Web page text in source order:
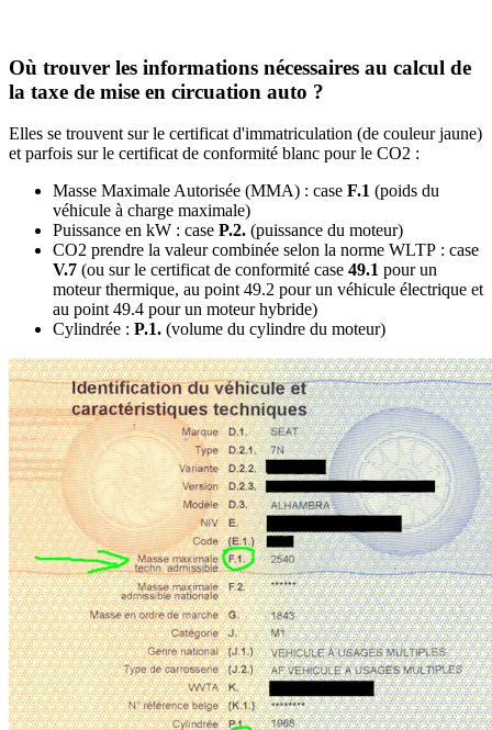
Où trouver les informations nécessaires au calcul de
la taxe de mise en circuation auto ?
Elles se trouvent sur le certificat d'immatriculation (de couleur jaune)
et parfois sur le certificat de conformité blanc pour le CO2 :
Masse Maximale Autorisée (MMA) : case F.1 (poids du
véhicule à charge maximale)
Puissance en kW : case P.2. (puissance du moteur)
CO2 prendre la valeur combinée selon la norme WLTP : case
V.7 (ou sur le certificat de conformité case 49.1 pour un
moteur thermique, au point 49.2 pour un véhicule électrique et
au point 49.4 pour un moteur hybride)
Cylindrée : P.1. (volume du cylindre du moteur)